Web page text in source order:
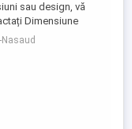
sau design, vă
Dimensiune
8 capse, 14
Dacă aveți nevoie de
puteți îmbina două
conexiunea.